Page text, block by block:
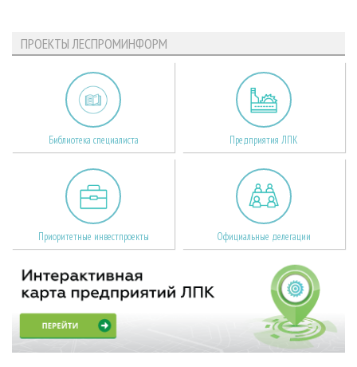
ПРОЕКТЫ ЛЕСПРОМИНФОРМ
Библиотека специалиста Предприятия ЛПК
Приоритетные инвестпроекты Официальные делегации